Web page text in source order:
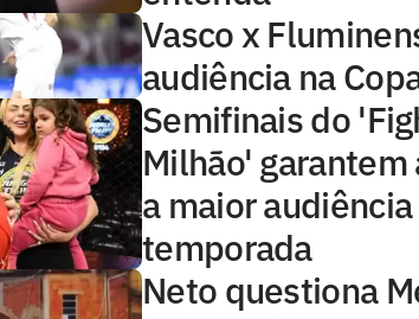
Vasco x
audiência na
Semifinais do
Milhão' garantem
a maior
temporada
Neto questiona